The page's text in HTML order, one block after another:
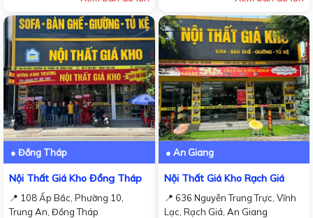
● Đồng Tháp
Nội Thất Giá Kho Đồng Tháp
📍 108 Ấp Bắc, Phường 10,
Trung An, Đồng Tháp
● An Giang
Nội Thất Giá Kho Rạch Giá
📍 636 Nguyễn Trung Trực, Vĩnh
Lạc, Rạch Giá, An Giang